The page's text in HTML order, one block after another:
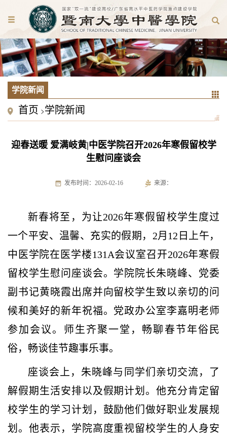
学院新闻
首页 >学院新闻
迎春送暖 爱满岐黄|中医学院召开2026年寒假留校学
生慰问座谈会
发布时间：2026-02-16 来源：
新春将至，为让2026年寒假留校学生度过
一个平安、温馨、充实的假期，2月12日上午，
中医学院在医学楼131A会议室召开2026年寒假
留校学生慰问座谈会。学院院长朱晓峰、党委
副书记黄晓霞出席并向留校学生致以亲切的问
候和美好的新年祝福。党政办公室李嘉明老师
参加会议。师生齐聚一堂，畅聊春节年俗民
俗，畅谈佳节趣事乐事。
座谈会上，朱晓峰与同学们亲切交流，了
解假期生活安排以及假期计划。他充分肯定留
校学生的学习计划，鼓励他们做好职业发展规
划。他表示，学院高度重视留校学生的人身安